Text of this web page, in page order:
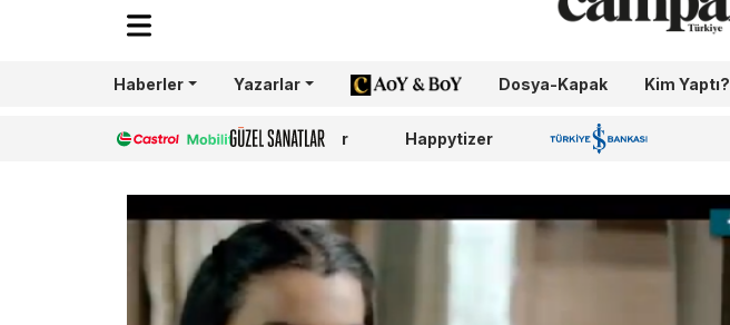
Haberler Yazarlar AoY/BoY Dosya-Kapak Kim Yaptı?
Castrol Güzel Sanatlar Happytizer İş Bankası 100.Yıl